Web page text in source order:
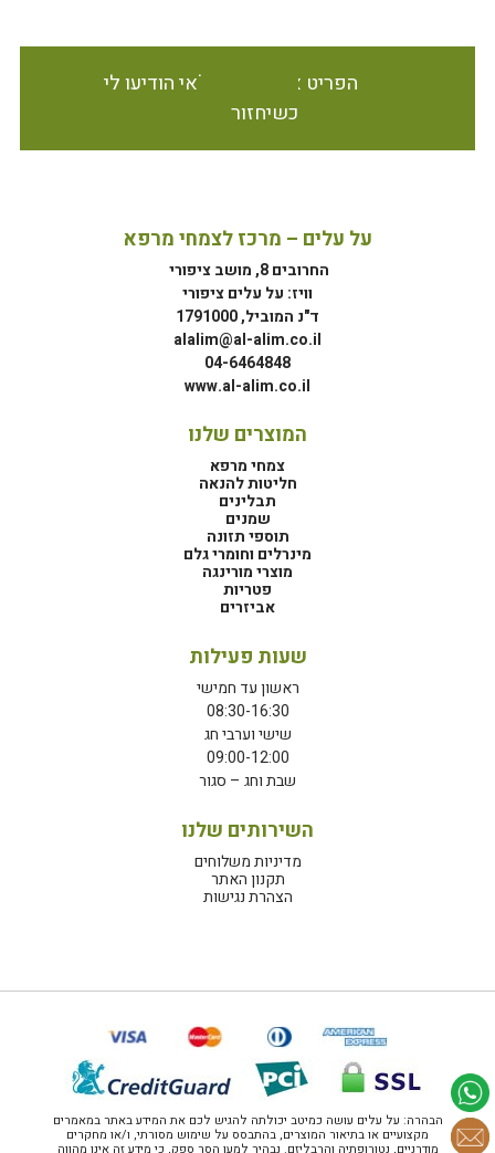
הפריט אינו זמין במלאי הודיעו לי
כשיחזור
על עלים – מרכז לצמחי מרפא
החרובים 8, מושב ציפורי
וויז: על עלים ציפורי
ד"נ המוביל, 1791000
alalim@al-alim.co.il
04-6464848
www.al-alim.co.il
המוצרים שלנו
צמחי מרפא
חליטות להנאה
תבלינים
שמנים
תוספי תזונה
מינרלים וחומרי גלם
מוצרי מורינגה
פטריות
אביזרים
שעות פעילות
ראשון עד חמישי
08:30-16:30
שישי וערבי חג
09:00-12:00
שבת וחג – סגור
השירותים שלנו
מדיניות משלוחים
תקנון האתר
הצהרת נגישות
הבהרה: על עלים עושה כמיטב יכולתה להגיש לכם את המידע באתר במאמרים
מקצועיים או בתיאור המוצרים, בהתבסס על שימוש מסורתי, ו/או מחקרים
מודרניים, נטורופתיה והרבליזם. נבהיר למען הסר ספק, כי מידע זה אינו מהווה